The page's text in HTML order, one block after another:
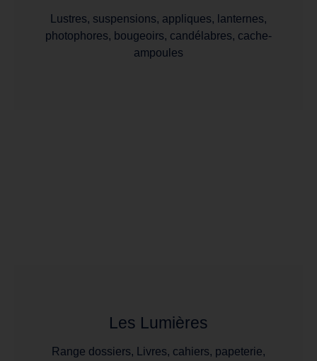
Lustres, suspensions, appliques, lanternes,
photophores, bougeoirs, candélabres, cache-
ampoules
Les Lumières
Range dossiers, Livres, cahiers, papeterie,